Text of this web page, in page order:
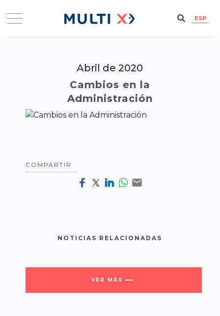
ESP
Abril de 2020
Cambios en la
Administración
COMPARTIR
NOTICIAS RELACIONADAS
VER MÁS